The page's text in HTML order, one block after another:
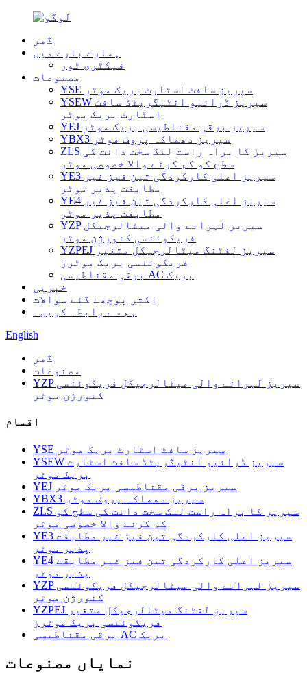
گھر
ہمارے بارے میں
فیکٹری ٹور
مصنوعات
YSE سیریز سافٹ اسٹارٹ بریک موٹر
YSEW سیریز ڈرائیو انٹیگریٹڈ سافٹ
اسٹارٹ بریک موٹر
YEJ سیریز برقی مقناطیسی بریک موٹر
YBX3 سیریز دھماکہ پروف موٹر
ZLS سیریز کا براہ راست لنک سخت دانت کی
سطح کو کم کرنے والا خصوصی موٹر
YE3 سیریز اعلی کارکردگی تین فیز غیر
مطابقت پذیر موٹر
YE4 سیریز اعلی کارکردگی تین فیز غیر
مطابقت پذیر موٹر
YZP سیریز لہرانے والی میٹالرجیکل
فریکوئنسی کنورژن موٹر
YZPEJ سیریز لفٹنگ میٹالرجیکل متغیر
فریکوئنسی بریک موٹرز
برقی مقناطیسی AC بریک
خبریں
اکثر پوچھے گئے سوالات
ہم سے رابطہ کریں۔
English
گھر
مصنوعات
YZP سیریز لہرانے والی میٹالرجیکل فریکوئنسی
کنورژن موٹر
اقسام
YSE سیریز سافٹ اسٹارٹ بریک موٹر
YSEW سیریز ڈرائیو انٹیگریٹڈ سافٹ اسٹارٹ
بریک موٹر
YEJ سیریز برقی مقناطیسی بریک موٹر
YBX3 سیریز دھماکہ پروف موٹر
ZLS سیریز کا براہ راست لنک سخت دانت کی سطح کو
کم کرنے والا خصوصی موٹر
YE3 سیریز اعلی کارکردگی تین فیز غیر مطابقت
پذیر موٹر
YE4 سیریز اعلی کارکردگی تین فیز غیر مطابقت
پذیر موٹر
YZP سیریز لہرانے والی میٹالرجیکل فریکوئنسی
کنورژن موٹر
YZPEJ سیریز لفٹنگ میٹالرجیکل متغیر
فریکوئنسی بریک موٹرز
برقی مقناطیسی AC بریک
نمایاں مصنوعات